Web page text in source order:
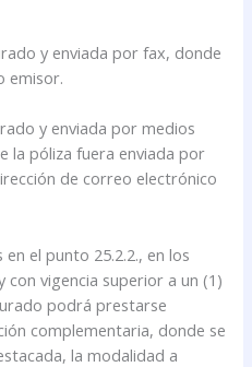
y enviada por fax, donde
emisor.
y enviada por medios
la póliza fuera enviada por
de correo electrónico
el punto 25.2.2., en los
con vigencia superior a un (1)
podrá prestarse
complementaria, donde se
la modalidad a